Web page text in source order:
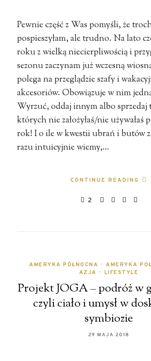
Pewnie część z Was pomyśli, że
pospieszyłam, ale trudno. Na lato
roku z wielką niecierpliwością i
sezonu zaczynam już wczesną
polega na przeglądzie szafy i
akcesoriów. Obowiązuje w nim
Wyrzuć, oddaj innym albo sprzedaj
których nie założyłaś/nie używałaś
rok! I o ile w kwestii ubrań i butów
razu intuicyjnie wiemy,…
CONTINUE READING
2
AMERYKA PÓŁNOCNA • AMERYKA
AZJA • LIFESTYLE
Projekt JOGA – podróż w
czyli ciało i umysł w
symbiozie
29 MAJA 2018